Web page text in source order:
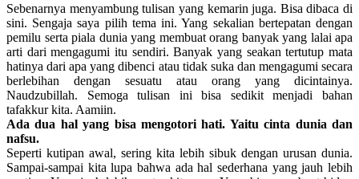
Sebenarnya menyambung tulisan yang kemarin juga. Bisa dibaca di
sini. Sengaja saya pilih tema ini. Yang sekalian bertepatan dengan
pemilu serta piala dunia yang membuat orang banyak yang lalai apa
arti dari mengagumi itu sendiri. Banyak yang seakan tertutup mata
hatinya dari apa yang dibenci atau tidak suka dan mengagumi secara
berlebihan dengan sesuatu atau orang yang dicintainya.
Naudzubillah. Semoga tulisan ini bisa sedikit menjadi bahan
tafakkur kita. Aamiin.
Ada dua hal yang bisa mengotori hati. Yaitu cinta dunia dan
nafsu.
Seperti kutipan awal, sering kita lebih sibuk dengan urusan dunia.
Sampai-sampai kita lupa bahwa ada hal sederhana yang jauh lebih